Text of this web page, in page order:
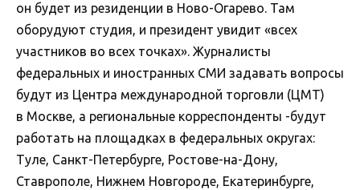
он будет из резиденции в Ново-Огарево. Там
оборудуют студия, и президент увидит «всех
участников во всех точках». Журналисты
федеральных и иностранных СМИ задавать вопросы
будут из Центра международной торговли (ЦМТ)
в Москве, а региональные корреспонденты -будут
работать на площадках в федеральных округах:
Туле, Санкт-Петербурге, Ростове-на-Дону,
Ставрополе, Нижнем Новгороде, Екатеринбурге,